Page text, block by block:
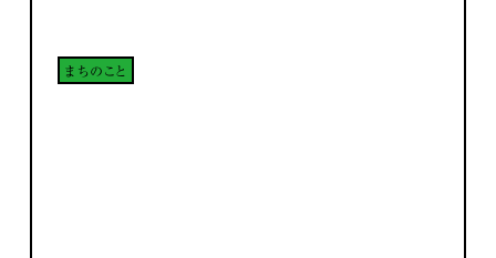
まちのこと